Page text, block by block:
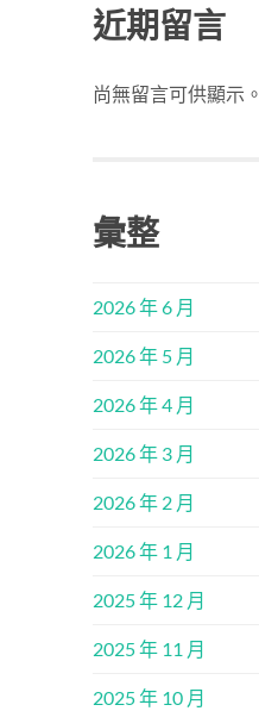
近期留言
尚無留言可供顯示。
彙整
2026 年 6 月
2026 年 5 月
2026 年 4 月
2026 年 3 月
2026 年 2 月
2026 年 1 月
2025 年 12 月
2025 年 11 月
2025 年 10 月